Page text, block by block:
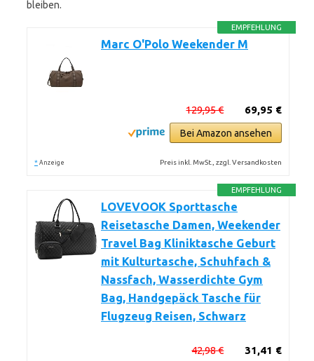
bleiben.
EMPFEHLUNG
Marc O'Polo Weekender M
69,95 €
129,95 €
Bei Amazon ansehen
* Anzeige Preis inkl. MwSt., zzgl. Versandkosten
EMPFEHLUNG
LOVEVOOK Sporttasche
Reisetasche Damen, Weekender
Travel Bag Kliniktasche Geburt
mit Kulturtasche, Schuhfach &
Nassfach, Wasserdichte Gym
Bag, Handgepäck Tasche für
Flugzeug Reisen, Schwarz
31,41 €
42,98 €